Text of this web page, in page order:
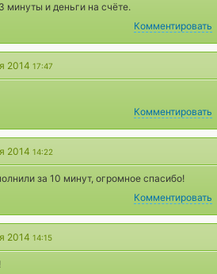
минуты и деньги на счёте.
Комментировать
2014 17:47
Комментировать
2014 14:22
за 10 минут, огромное спасибо!
Комментировать
2014 14:15